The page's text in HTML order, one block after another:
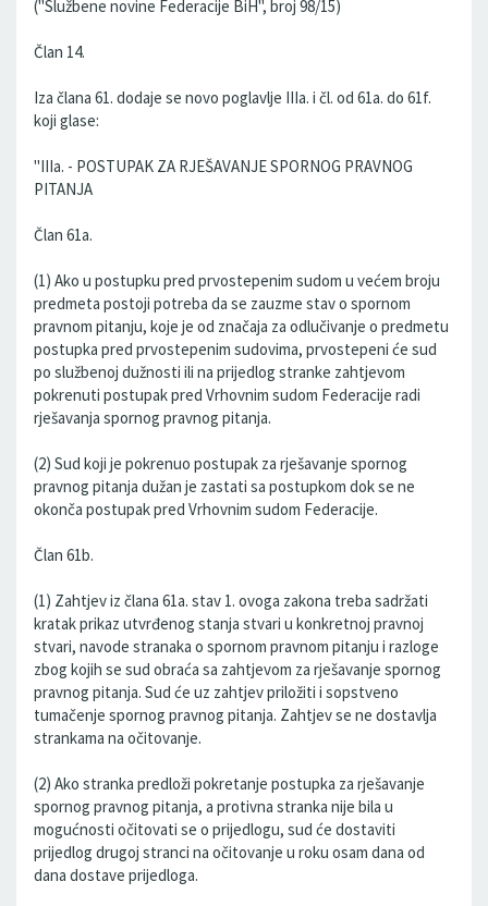
("Službene novine Federacije BiH", broj 98/15)
Član 14.
Iza člana 61. dodaje se novo poglavlje IIIa. i čl. od 61a. do 61f.
koji glase:
"IIIa. - POSTUPAK ZA RJEŠAVANJE SPORNOG PRAVNOG
PITANJA
Član 61a.
(1) Ako u postupku pred prvostepenim sudom u većem broju
predmeta postoji potreba da se zauzme stav o spornom
pravnom pitanju, koje je od značaja za odlučivanje o predmetu
postupka pred prvostepenim sudovima, prvostepeni će sud
po službenoj dužnosti ili na prijedlog stranke zahtjevom
pokrenuti postupak pred Vrhovnim sudom Federacije radi
rješavanja spornog pravnog pitanja.
(2) Sud koji je pokrenuo postupak za rješavanje spornog
pravnog pitanja dužan je zastati sa postupkom dok se ne
okonča postupak pred Vrhovnim sudom Federacije.
Član 61b.
(1) Zahtjev iz člana 61a. stav 1. ovoga zakona treba sadržati
kratak prikaz utvrđenog stanja stvari u konkretnoj pravnoj
stvari, navode stranaka o spornom pravnom pitanju i razloge
zbog kojih se sud obraća sa zahtjevom za rješavanje spornog
pravnog pitanja. Sud će uz zahtjev priložiti i sopstveno
tumačenje spornog pravnog pitanja. Zahtjev se ne dostavlja
strankama na očitovanje.
(2) Ako stranka predloži pokretanje postupka za rješavanje
spornog pravnog pitanja, a protivna stranka nije bila u
mogućnosti očitovati se o prijedlogu, sud će dostaviti
prijedlog drugoj stranci na očitovanje u roku osam dana od
dana dostave prijedloga.